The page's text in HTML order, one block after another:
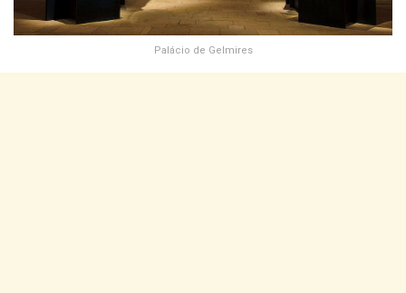
Palácio de Gelmires